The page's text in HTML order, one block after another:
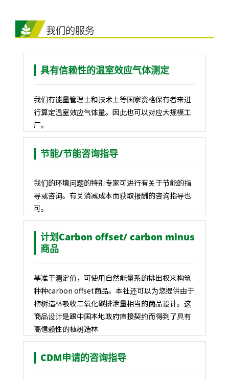
我们的服务
具有信赖性的温室效应气体测定
我们有能量管理士和技术士等国家资格保有者来进
行算定温室效应气体量。因此也可以对应大规模工
厂。
节能/节能咨询指导
我们的环境问题的特别专家可进行有关于节能的指
导或咨询。有关消减成本而获取报酬的咨询指导也
可。
计划Carbon offset/ carbon minus
商品
基准于测定值，可使用自然能量系的排出权来构筑
种种carbon offset商品。本社还可以为您提供由于
植树造林吸收二氧化碳排泄量相当的商品设计。这
商品设计是跟中国本地政府直接契约而得到了具有
高信赖性的植树造林
CDM申请的咨询指导